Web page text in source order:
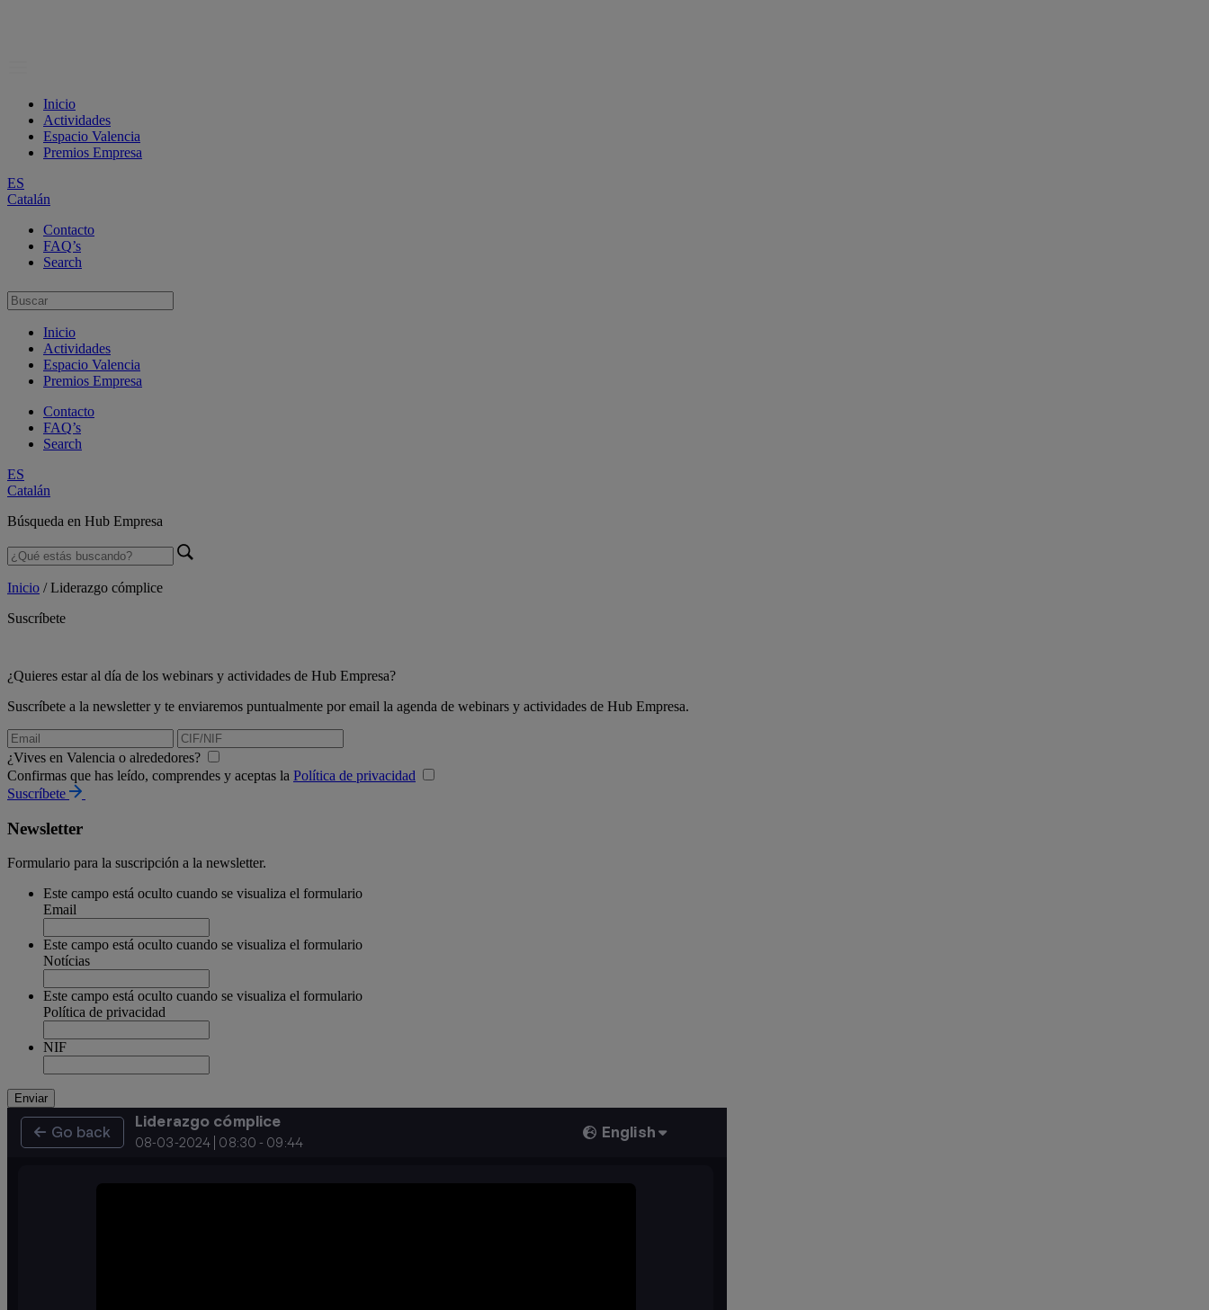
Inicio
Actividades
Espacio Valencia
Premios Empresa
ES
Catalán
Contacto
FAQ’s
Search
Inicio
Actividades
Espacio Valencia
Premios Empresa
Contacto
FAQ’s
Search
ES
Catalán
Búsqueda en Hub Empresa
Inicio /Liderazgo cómplice
Suscríbete
¿Quieres estar al día de los webinars y actividades de Hub Empresa?
Suscríbete a la newsletter y te enviaremos puntualmente por email la agenda de webinars y actividades de Hub Empresa.
¿Vives en Valencia o alrededores?
Confirmas que has leído, comprendes y aceptas la Política de privacidad
Suscríbete
Newsletter
Formulario para la suscripción a la newsletter.
Este campo está oculto cuando se visualiza el formulario
Email
Este campo está oculto cuando se visualiza el formulario
Notícias
Este campo está oculto cuando se visualiza el formulario
Política de privacidad
NIF